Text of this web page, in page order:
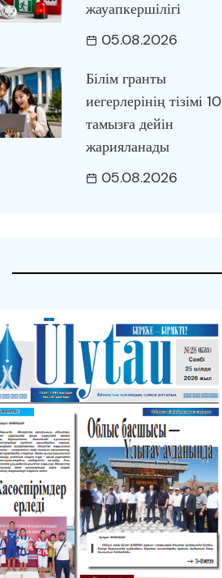
жауапкершілігі
05.08.2026
Білім гранты
иегерлерінің тізімі 10
тамызға дейін
жарияланады
05.08.2026